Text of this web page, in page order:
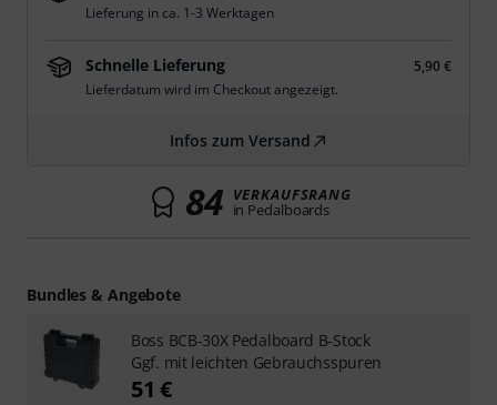
Lieferung in ca. 1-3 Werktagen
Schnelle Lieferung
5,90 €
Lieferdatum wird im Checkout angezeigt.
Infos zum Versand
84 VERKAUFSRANG
in Pedalboards
Bundles & Angebote
Boss BCB-30X Pedalboard B-Stock
Ggf. mit leichten Gebrauchsspuren
51 €